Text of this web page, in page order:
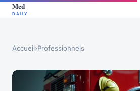
Accueil›Professionnels